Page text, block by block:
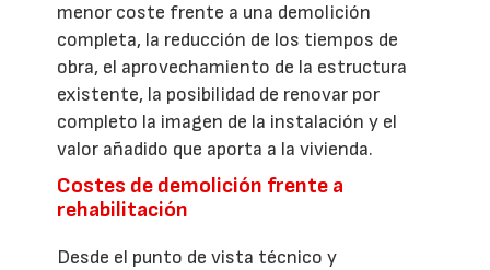
menor coste frente a una demolición
completa, la reducción de los tiempos de
obra, el aprovechamiento de la estructura
existente, la posibilidad de renovar por
completo la imagen de la instalación y el
valor añadido que aporta a la vivienda.
Costes de demolición frente a
rehabilitación
Desde el punto de vista técnico y